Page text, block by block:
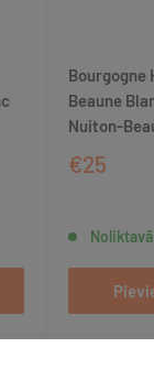
Bourgogne
Beaune
Nuiton-
€25
Noliktavā